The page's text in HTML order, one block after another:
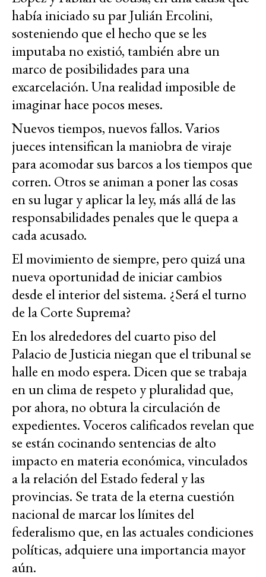
había iniciado su par Julián Ercolini,
sosteniendo que el hecho que se les
imputaba no existió, también abre un
marco de posibilidades para una
excarcelación. Una realidad imposible de
imaginar hace pocos meses.
Nuevos tiempos, nuevos fallos. Varios
jueces intensifican la maniobra de viraje
para acomodar sus barcos a los tiempos que
corren. Otros se animan a poner las cosas
en su lugar y aplicar la ley, más allá de las
responsabilidades penales que le quepa a
cada acusado.
El movimiento de siempre, pero quizá una
nueva oportunidad de iniciar cambios
desde el interior del sistema. ¿Será el turno
de la Corte Suprema?
En los alrededores del cuarto piso del
Palacio de Justicia niegan que el tribunal se
halle en modo espera. Dicen que se trabaja
en un clima de respeto y pluralidad que,
por ahora, no obtura la circulación de
expedientes. Voceros calificados revelan que
se están cocinando sentencias de alto
impacto en materia económica, vinculados
a la relación del Estado federal y las
provincias. Se trata de la eterna cuestión
nacional de marcar los límites del
federalismo que, en las actuales condiciones
políticas, adquiere una importancia mayor
aún.